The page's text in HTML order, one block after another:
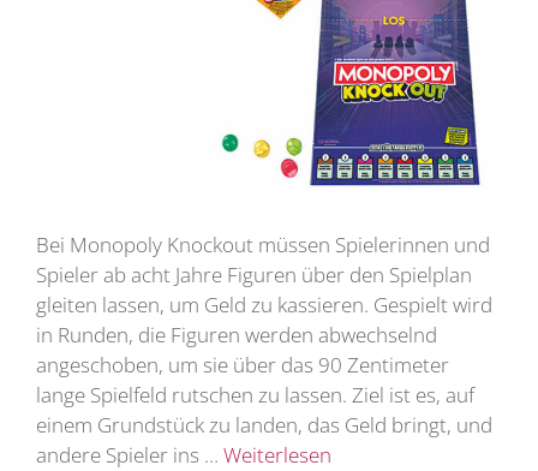
Bei Monopoly Knockout müssen Spielerinnen und
Spieler ab acht Jahre Figuren über den Spielplan
gleiten lassen, um Geld zu kassieren. Gespielt wird
in Runden, die Figuren werden abwechselnd
angeschoben, um sie über das 90 Zentimeter
lange Spielfeld rutschen zu lassen. Ziel ist es, auf
einem Grundstück zu landen, das Geld bringt, und
andere Spieler ins … Weiterlesen